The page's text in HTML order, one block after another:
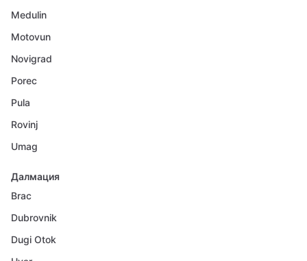
Medulin
Motovun
Novigrad
Porec
Pula
Rovinj
Umag
Далмация
Brac
Dubrovnik
Dugi Otok